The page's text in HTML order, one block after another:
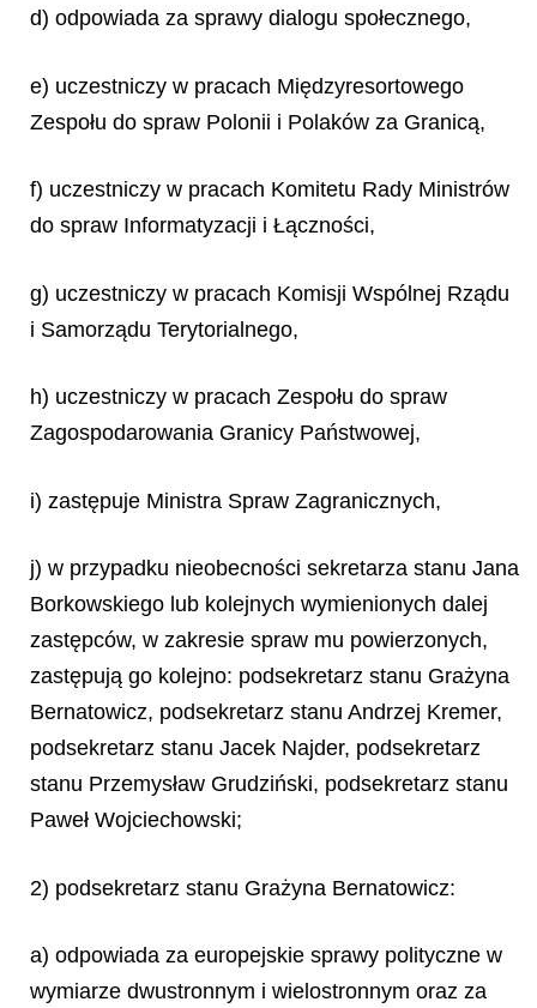
d) odpowiada za sprawy dialogu społecznego,
e) uczestniczy w pracach Międzyresortowego
Zespołu do spraw Polonii i Polaków za Granicą,
f) uczestniczy w pracach Komitetu Rady Ministrów
do spraw Informatyzacji i Łączności,
g) uczestniczy w pracach Komisji Wspólnej Rządu
i Samorządu Terytorialnego,
h) uczestniczy w pracach Zespołu do spraw
Zagospodarowania Granicy Państwowej,
i) zastępuje Ministra Spraw Zagranicznych,
j) w przypadku nieobecności sekretarza stanu Jana
Borkowskiego lub kolejnych wymienionych dalej
zastępców, w zakresie spraw mu powierzonych,
zastępują go kolejno: podsekretarz stanu Grażyna
Bernatowicz, podsekretarz stanu Andrzej Kremer,
podsekretarz stanu Jacek Najder, podsekretarz
stanu Przemysław Grudziński, podsekretarz stanu
Paweł Wojciechowski;
2) podsekretarz stanu Grażyna Bernatowicz:
a) odpowiada za europejskie sprawy polityczne w
wymiarze dwustronnym i wielostronnym oraz za